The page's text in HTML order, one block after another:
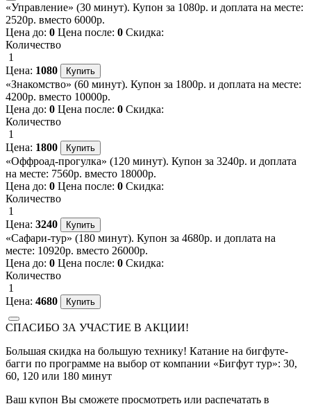
«Управление» (30 минут). Купон за 1080р. и доплата на месте:
2520р. вместо 6000р.
Цена до: 0 Цена после: 0 Скидка:
Количество
1
Цена: 1080
«Знакомство» (60 минут). Купон за 1800р. и доплата на месте:
4200р. вместо 10000р.
Цена до: 0 Цена после: 0 Скидка:
Количество
1
Цена: 1800
«Оффроад-прогулка» (120 минут). Купон за 3240р. и доплата
на месте: 7560р. вместо 18000р.
Цена до: 0 Цена после: 0 Скидка:
Количество
1
Цена: 3240
«Сафари-тур» (180 минут). Купон за 4680р. и доплата на
месте: 10920р. вместо 26000р.
Цена до: 0 Цена после: 0 Скидка:
Количество
1
Цена: 4680
СПАСИБО ЗА УЧАСТИЕ В АКЦИИ!
Большая скидка на большую технику! Катание на бигфуте-
багги по программе на выбор от компании «Бигфут тур»: 30,
60, 120 или 180 минут
Ваш купон Вы сможете просмотреть или распечатать в